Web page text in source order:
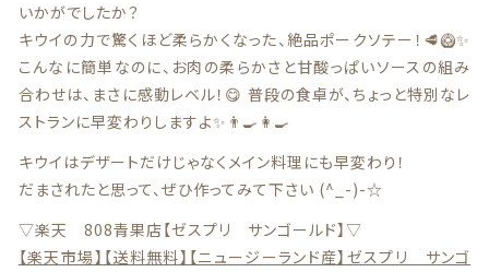
いかがでしたか？
キウイの力で驚くほど柔らかくなった、絶品ポークソテー！🥩🥝✨
こんなに簡単なのに、お肉の柔らかさと甘酸っぱいソースの組み
合わせは、まさに感動レベル！😋 普段の食卓が、ちょっと特別なレ
ストランに早変わりしますよ✨👨‍🍳👩‍🍳
キウイはデザートだけじゃなくメイン料理にも早変わり！
だまされたと思って、ぜひ作ってみて下さい (^_-)-☆
▽楽天 808青果店【ゼスプリ サンゴールド】▽
【楽天市場】【送料無料】【ニュージーランド産】ゼスプリ サンゴ